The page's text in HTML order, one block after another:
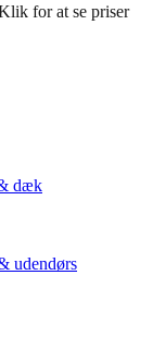
for at se priser
dæk
udendørs